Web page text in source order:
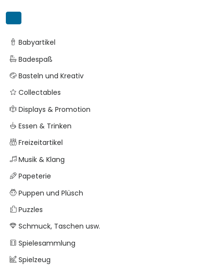
Babyartikel
Badespaß
Basteln und Kreativ
Collectables
Displays & Promotion
Essen & Trinken
Freizeitartikel
Musik & Klang
Papeterie
Puppen und Plüsch
Puzzles
Schmuck, Taschen usw.
Spielesammlung
Spielzeug